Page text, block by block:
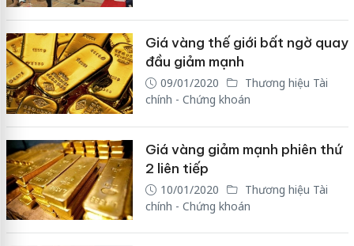
Giá vàng thế giới bất ngờ quay
đầu giảm mạnh
09/01/2020
Thương hiệu Tài
chính - Chứng khoán
Giá vàng giảm mạnh phiên thứ
2 liên tiếp
10/01/2020
Thương hiệu Tài
chính - Chứng khoán